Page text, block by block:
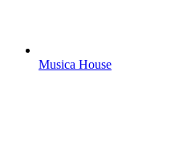
Musica House